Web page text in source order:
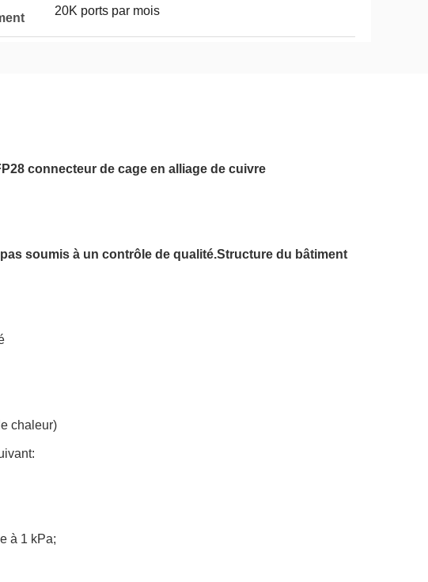
20K ports par mois
connecteur de cage en alliage de cuivre
soumis à un contrôle de qualité.Structure du bâtiment
chaleur)
à 1 kPa;